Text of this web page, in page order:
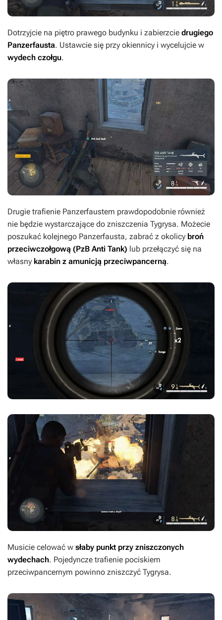
Dotrzyjcie na piętro prawego budynku i zabierzcie drugiego
Panzerfausta. Ustawcie się przy okiennicy i wycelujcie w
wydech czołgu.
Drugie trafienie Panzerfaustem prawdopodobnie również
nie będzie wystarczające do zniszczenia Tygrysa. Możecie
poszukać kolejnego Panzerfausta, zabrać z okolicy broń
przeciwczołgową (PzB Anti Tank) lub przełączyć się na
własny karabin z amunicją przeciwpancerną.
Musicie celować w słaby punkt przy zniszczonych
wydechach. Pojedyncze trafienie pociskiem
przeciwpancernym powinno zniszczyć Tygrysa.